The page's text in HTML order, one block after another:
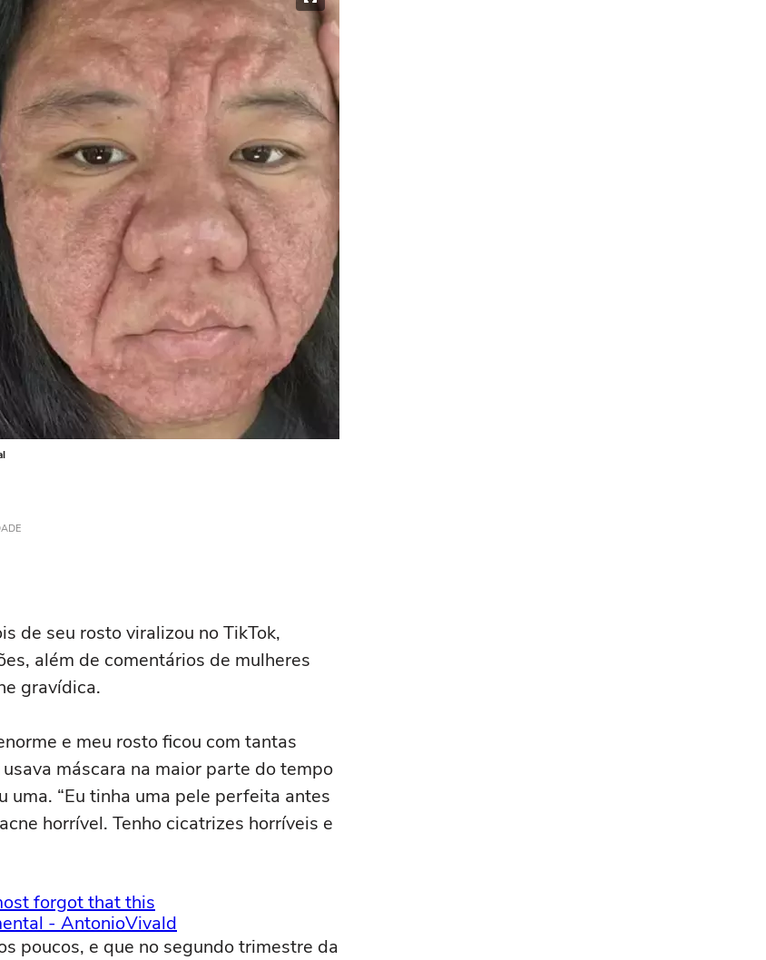
de seu rosto viralizou no TikTok,
além de comentários de mulheres
gravídica.
e meu rosto ficou com tantas
máscara na maior parte do tempo
uma. “Eu tinha uma pele perfeita antes
horrível. Tenho cicatrizes horríveis e
forgot that this
- AntonioVivald
poucos, e que no segundo trimestre da